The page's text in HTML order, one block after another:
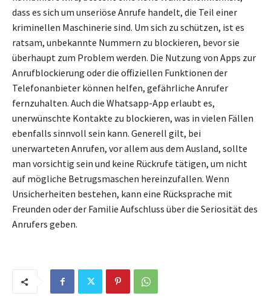
dass es sich um unseriöse Anrufe handelt, die Teil einer
kriminellen Maschinerie sind. Um sich zu schützen, ist es
ratsam, unbekannte Nummern zu blockieren, bevor sie
überhaupt zum Problem werden. Die Nutzung von Apps zur
Anrufblockierung oder die offiziellen Funktionen der
Telefonanbieter können helfen, gefährliche Anrufer
fernzuhalten. Auch die Whatsapp-App erlaubt es,
unerwünschte Kontakte zu blockieren, was in vielen Fällen
ebenfalls sinnvoll sein kann. Generell gilt, bei
unerwarteten Anrufen, vor allem aus dem Ausland, sollte
man vorsichtig sein und keine Rückrufe tätigen, um nicht
auf mögliche Betrugsmaschen hereinzufallen. Wenn
Unsicherheiten bestehen, kann eine Rücksprache mit
Freunden oder der Familie Aufschluss über die Seriosität des
Anrufers geben.